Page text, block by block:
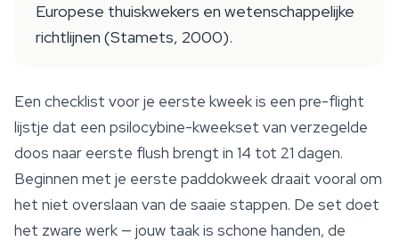
Europese thuiskwekers en wetenschappelijke
richtlijnen (Stamets, 2000).
Een checklist voor je eerste kweek is een pre-flight
lijstje dat een psilocybine-kweekset van verzegelde
doos naar eerste flush brengt in 14 tot 21 dagen.
Beginnen met je eerste paddokweek draait vooral om
het niet overslaan van de saaie stappen. De set doet
het zware werk — jouw taak is schone handen, de